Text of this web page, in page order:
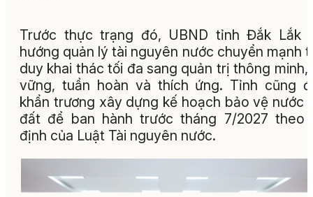
Trước thực trạng đó, UBND tỉnh Đắk Lắk
hướng quản lý tài nguyên nước chuyển mạnh
duy khai thác tối đa sang quản trị thông minh,
vững, tuần hoàn và thích ứng. Tỉnh cũng
khẩn trương xây dựng kế hoạch bảo vệ nước
đất để ban hành trước tháng 7/2027 theo
định của Luật Tài nguyên nước.